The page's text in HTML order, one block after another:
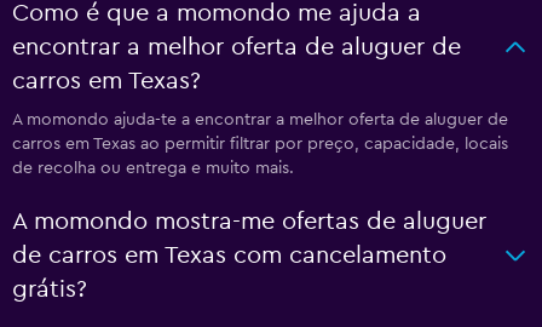
Como é que a momondo me ajuda a
encontrar a melhor oferta de aluguer de
carros em Texas?
A momondo ajuda-te a encontrar a melhor oferta de aluguer de
carros em Texas ao permitir filtrar por preço, capacidade, locais
de recolha ou entrega e muito mais.
A momondo mostra-me ofertas de aluguer
de carros em Texas com cancelamento
grátis?